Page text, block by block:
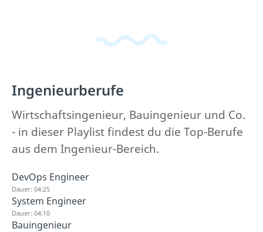
Ingenieurberufe
Wirtschaftsingenieur, Bauingenieur und Co.
- in dieser Playlist findest du die Top-Berufe
aus dem Ingenieur-Bereich.
DevOps Engineer
Dauer: 04:25
System Engineer
Dauer: 04:10
Bauingenieur